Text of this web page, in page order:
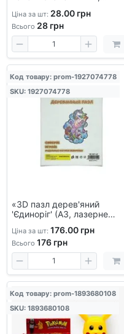
дітей і дорослих
Ціна за шт: 28.00 грн
Всього 28грн
«3D пазл дерев'яний
'Єдиноріг' (А3, лазерне
для дітей і дорослих,
розвиваючий конструктор»
Код товару: prom-1927074778
SKU: 1927074778
Ціна за шт: 176.00 грн
Всього 176грн
Код товару: prom-1893680108
SKU: 1893680108